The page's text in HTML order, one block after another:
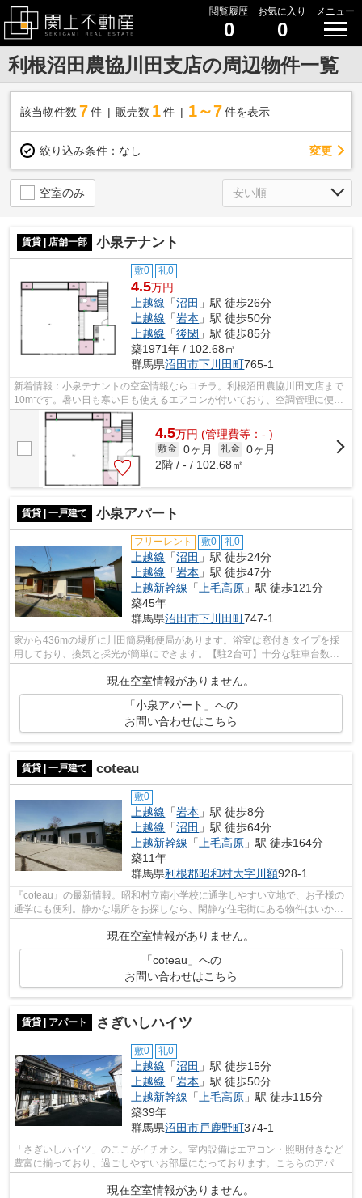
閲覧履歴
0
お気に入り
0
メニュー
利根沼田農協川田支店の周辺物件一覧
該当物件数 7件 販売数 1 件 1～7 件を表示
絞り込み条件： なし 変更
空室のみ
賃貸 | 店舗一部 小泉テナント
敷0 礼0
4.5万円
上越線 「沼田 」駅 徒歩26分
上越線 「岩本 」駅 徒歩50分
上越線 「後閑 」駅 徒歩85分
築1971年 / 102.68㎡
群馬県沼田市下川田町765‐1
新着情報：小泉テナントの空室情報ならコチラ。利根沼田農協川田支店まで
10mです。暑い日も寒い日も使えるエアコンが付いており、空調管理に便
利。2台までの車を駐車できるスペースが...
4.5万円 (管理費等：- )
敷金 0ヶ月 礼金 0ヶ月
2階 / - / 102.68㎡
賃貸 | 一戸建て 小泉アパート
フリーレント 敷0 礼0
上越線 「沼田 」駅 徒歩24分
上越線 「岩本 」駅 徒歩47分
上越新幹線 「 上毛高原 」駅 徒歩121分
築45年
群馬県沼田市下川田町747-1
家から436mの場所に川田簡易郵便局があります。浴室は窓付きタイプを採
用しており、換気と採光が簡単にできます。【駐2台可】十分な駐車台数を
現在空室情報がありません。
「小泉アパート」への
お問い合わせはこちら
賃貸 | 一戸建て coteau
敷0
上越線 「岩本 」駅 徒歩8分
上越線 「沼田 」駅 徒歩64分
上越新幹線 「 上毛高原 」駅 徒歩164分
築11年
群馬県利根郡昭和村大字川額928-1
『coteau』の最新情報。昭和村立南小学校に通学しやすい立地で、お子様の
通学にも便利。静かな場所をお探しなら、閑静な住宅街にある物件はいかが
ですか。利根郡昭和村や上越線岩本付...
現在空室情報がありません。
「coteau」への
お問い合わせはこちら
賃貸 | アパート さぎいしハイツ
敷0 礼0
上越線 「沼田 」駅 徒歩15分
上越線 「岩本 」駅 徒歩50分
上越新幹線 「上毛高原 」駅 徒歩115分
築39年
群馬県沼田市戸鹿野町374-1
「さぎいしハイツ」のここがイチオシ。室内設備はエアコン・照明付きなど
豊富に揃っており、過ごしやすいお部屋になっております。こちらのアパー
現在空室情報がありません。